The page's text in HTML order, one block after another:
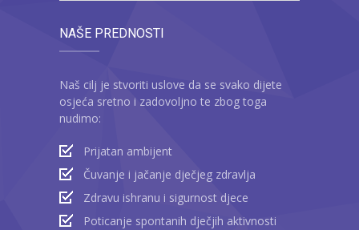
NAŠE PREDNOSTI
Naš cilj je stvoriti uslove da se svako dijete
osjeća sretno i zadovoljno te zbog toga
nudimo:
Prijatan ambijent
Čuvanje i jačanje dječjeg zdravlja
Zdravu ishranu i sigurnost djece
Poticanje spontanih dječjih aktivnosti